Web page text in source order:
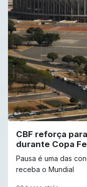
CBF reforça
durante Copa
Pausa é uma das
receba o Mundial